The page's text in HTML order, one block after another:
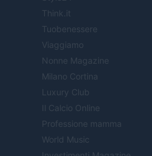
Think.it
Tuobenessere
Viaggiamo
Nonne Magazine
Milano Cortina
Luxury Club
Il Calcio Online
Professione mamma
World Music